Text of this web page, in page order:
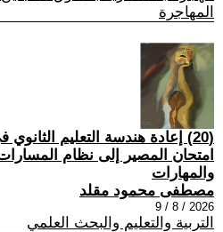
المهاجرة
(20) إعادة هندسة التعليم
امتحان المصير إلى نظام
والمهارات
مصطفى محمود مقلد
2026 / 8 / 9
التربية والتعليم والبحث العلمي